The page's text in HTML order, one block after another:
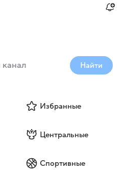
Найти
Избранные
Центральные
Спортивные